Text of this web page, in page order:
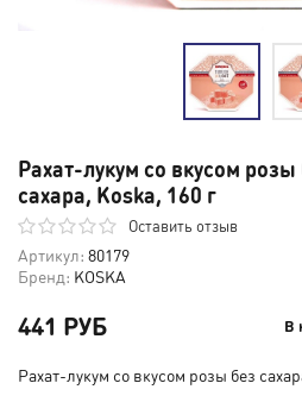
Рахат-лукум со вкусом розы
сахара, Koska, 160 г
Оставить отзыв
Артикул: 80179
Бренд: KOSKA
441 РУБ В
Рахат-лукум со вкусом розы без